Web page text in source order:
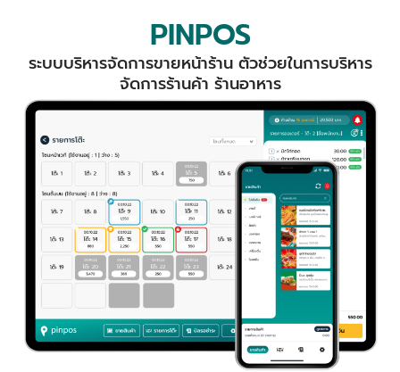
PINPOS
ระบบบริหารจัดการขายหน้าร้าน ตัวช่วยในการบริหาร
จัดการร้านค้า ร้านอาหาร